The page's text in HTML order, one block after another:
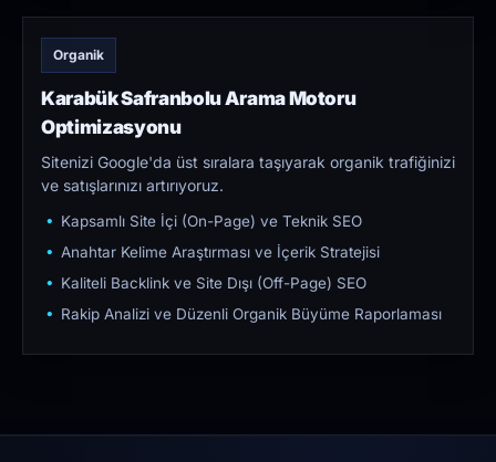
Organik
Karabük Safranbolu Arama Motoru
Optimizasyonu
Sitenizi Google'da üst sıralara taşıyarak organik trafiğinizi
ve satışlarınızı artırıyoruz.
Kapsamlı Site İçi (On-Page) ve Teknik SEO
Anahtar Kelime Araştırması ve İçerik Stratejisi
Kaliteli Backlink ve Site Dışı (Off-Page) SEO
Rakip Analizi ve Düzenli Organik Büyüme Raporlaması